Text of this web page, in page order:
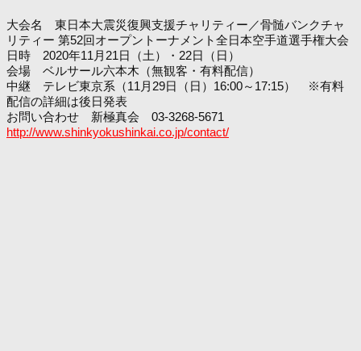
大会名 東日本大震災復興支援チャリティー／骨髄バンクチャ
リティー 第52回オープントーナメント全日本空手道選手権大会
日時 2020年11月21日（土）・22日（日）
会場 ベルサール六本木（無観客・有料配信）
中継 テレビ東京系（11月29日（日）16:00～17:15） ※有料
配信の詳細は後日発表
お問い合わせ 新極真会 03-3268-5671
http://www.shinkyokushinkai.co.jp/contact/